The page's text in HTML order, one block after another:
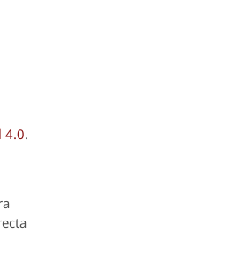
4.0.